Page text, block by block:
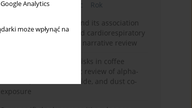
Analytics
może wpłynąć na
Bieżący numer Miesiąc
Rok
Occupational burnout and its association
with physical activity and cardiorespiratory
fitness among nurses: a narrative review
Synergistic respiratory risks in coffee
processing: a systematic review of alpha-
diketone, carbon monoxide, and dust co-
exposure